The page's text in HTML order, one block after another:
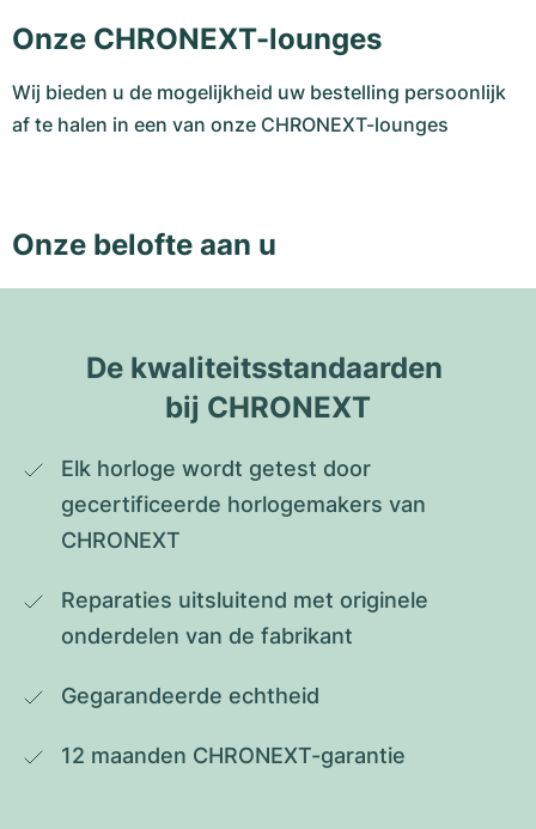
Onze CHRONEXT-lounges
Wij bieden u de mogelijkheid uw bestelling persoonlijk
af te halen in een van onze CHRONEXT-lounges
Onze belofte aan u
De kwaliteitsstandaarden
bij CHRONEXT
Elk horloge wordt getest door
gecertificeerde horlogemakers van
CHRONEXT
Reparaties uitsluitend met originele
onderdelen van de fabrikant
Gegarandeerde echtheid
12 maanden CHRONEXT-garantie